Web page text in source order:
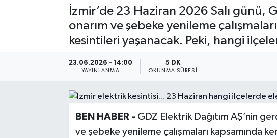
İzmir’de 23 Haziran 2026 Salı günü,
onarım ve şebeke yenileme
kesintileri yaşanacak. Peki, hangi
23.06.2026 - 14:00
YAYINLANMA
5 DK
OKUNMA SÜRESI
BEN HABER - GDZ Elektrik Dağıtım AŞ’nin
ve şebeke yenileme çalışmaları kapsamında
Kültür Sanat
Resmi Reklam
Röportajlar